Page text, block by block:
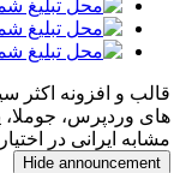
قالب و افزونه
های وردپرس،
مشابه ایرانی در
Hide announcement